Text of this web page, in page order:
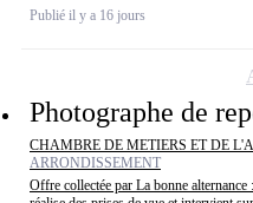
Publié il y a 16 jours
Photographe de
CHAMBRE DE METIERS ET DE
ARRONDISSEMENT
Offre collectée par La bonne